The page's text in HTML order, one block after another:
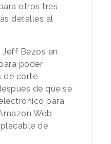
otros tres
detalles al
Jeff Bezos en
poder
de corte
de que se
para
Web
de